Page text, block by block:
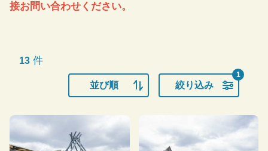
接お問い合わせください。
13 件
並び順 絞り込み
1